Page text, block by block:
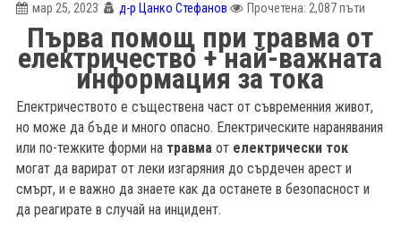
мар 25, 2023 д-р Цанко Стефанов Прочетена: 2,087 пъти
Първа помощ при травма от
електричество + най-важната
информация за тока
Електричеството е съществена част от съвременния живот,
но може да бъде и много опасно. Електрическите наранявания
или по-тежките форми на травмаот електрически ток
могат да варират от леки изгаряния до сърдечен арест и
смърт, и е важно да знаете как да останете в безопасност и
да реагирате в случай на инцидент.